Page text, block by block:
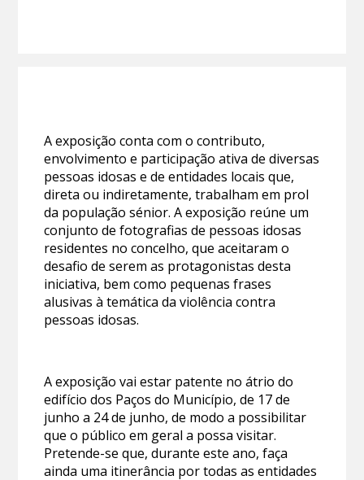
A exposição conta com o contributo,
envolvimento e participação ativa de diversas
pessoas idosas e de entidades locais que,
direta ou indiretamente, trabalham em prol
da população sénior. A exposição reúne um
conjunto de fotografias de pessoas idosas
residentes no concelho, que aceitaram o
desafio de serem as protagonistas desta
iniciativa, bem como pequenas frases
alusivas à temática da violência contra
pessoas idosas.
A exposição vai estar patente no átrio do
edifício dos Paços do Município, de 17 de
junho a 24 de junho, de modo a possibilitar
que o público em geral a possa visitar.
Pretende-se que, durante este ano, faça
ainda uma itinerância por todas as entidades